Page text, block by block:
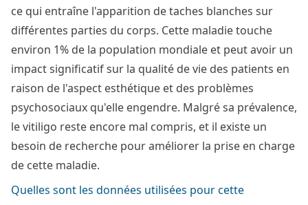
ce qui entraîne l'apparition de taches blanches sur
différentes parties du corps. Cette maladie touche
environ 1% de la population mondiale et peut avoir un
impact significatif sur la qualité de vie des patients en
raison de l'aspect esthétique et des problèmes
psychosociaux qu'elle engendre. Malgré sa prévalence,
le vitiligo reste encore mal compris, et il existe un
besoin de recherche pour améliorer la prise en charge
de cette maladie.
Quelles sont les données utilisées pour cette